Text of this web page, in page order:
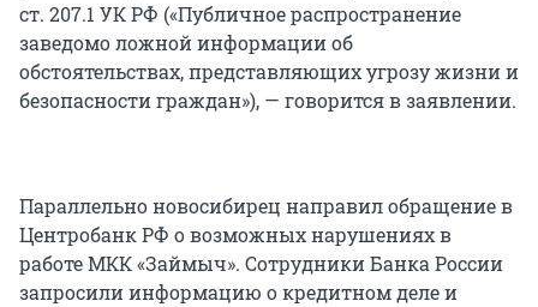
ст. 207.1 УК РФ («Публичное распространение
заведомо ложной информации об
обстоятельствах, представляющих угрозу жизни и
безопасности граждан»), — говорится в заявлении.
Параллельно новосибирец направил обращение в
Центробанк РФ о возможных нарушениях в
работе МКК «Займыч». Сотрудники Банка России
запросили информацию о кредитном деле и